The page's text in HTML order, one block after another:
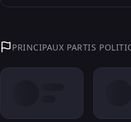
PRINCIPAUX PARTIS